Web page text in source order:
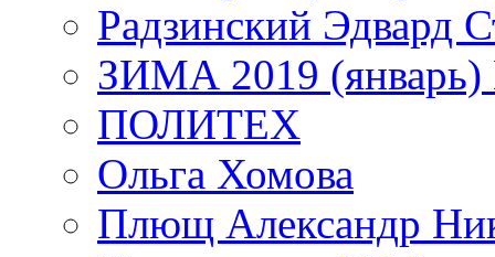
Радзинский Эдвард
ЗИМА 2019 (январь)
ПОЛИТЕХ
Ольга Хомова
Плющ Александр